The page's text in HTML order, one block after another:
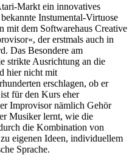
Markt ein innovatives
Instumental-Virtuose
mit dem Softwarehaus Creative
der erstmals auch in
Das Besondere am
strikte Ausrichtung an die
hier nicht mit
erschlagen, ob er
für den Kurs eher
Improvisor nämlich Gehör
Musiker lernt, wie die
die Kombination von
eigenen Ideen, individuellem
Sprache.